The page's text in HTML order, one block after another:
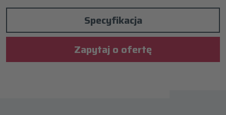
Specyfikacja
Zapytaj o ofertę